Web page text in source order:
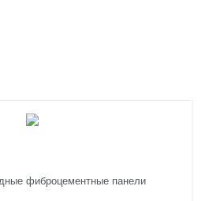
фиброцементные панели